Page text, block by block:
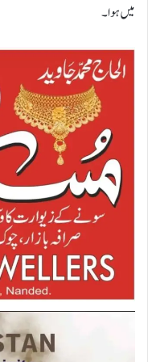
میں ہوا۔